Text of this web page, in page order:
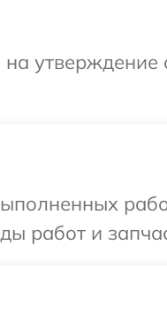
работ и